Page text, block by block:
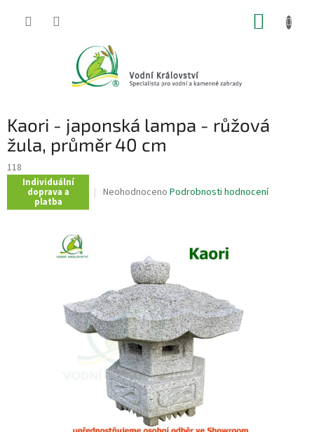
Kaori - japonská lampa - růžová
žula, průměr 40 cm
118
Individuální
doprava a
platba
Průměrné
hvězdiček.
Neohodnoceno Podrobnosti hodnocení